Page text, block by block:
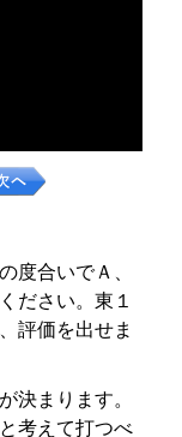
度合いでＡ、
ださい。東１
評価を出せま
決まります。
考えて打つべ